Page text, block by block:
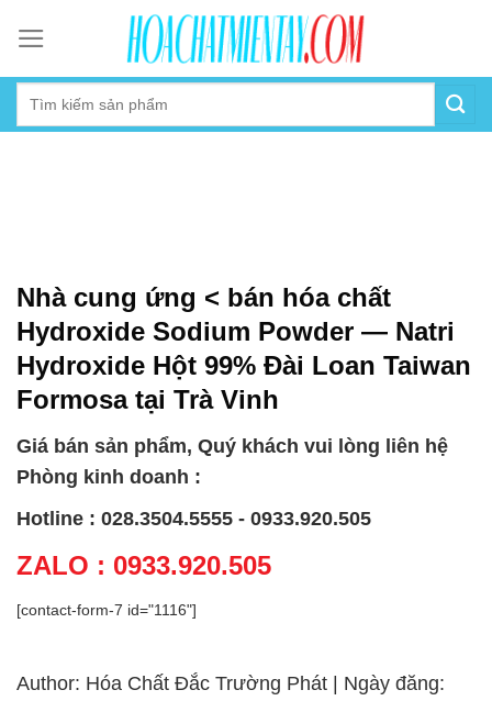
content
Nhà cung ứng < bán hóa chất
Hydroxide Sodium Powder — Natri
Hydroxide Hột 99% Đài Loan Taiwan
Formosa tại Trà Vinh
Giá bán sản phẩm, Quý khách vui lòng liên hệ
Phòng kinh doanh :
Hotline : 028.3504.5555 - 0933.920.505
ZALO : 0933.920.505
[contact-form-7 id="1116"]
Author: Hóa Chất Đắc Trường Phát | Ngày đăng: